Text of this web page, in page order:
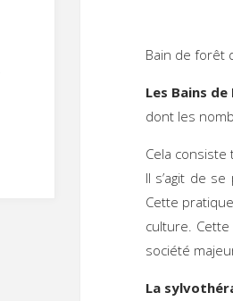
Bain de forêt
Les Bains
dont les
Cela
Il s’agit de
Cette
culture.
société
La